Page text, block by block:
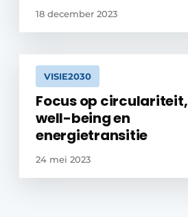
18 december 2023
VISIE2030
Focus op circulariteit,
well-being en
energietransitie
24 mei 2023